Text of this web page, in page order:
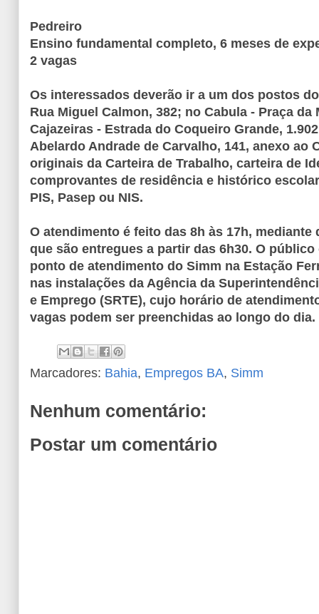
Pedreiro
Ensino fundamental completo, 6 meses de
2 vagas
Os interessados deverão ir a um dos postos
Rua Miguel Calmon, 382; no Cabula - Praça da
Cajazeiras - Estrada do Coqueiro Grande,
Abelardo Andrade de Carvalho, 141, anexo ao
originais da Carteira de Trabalho, carteira de
comprovantes de residência e histórico
PIS, Pasep ou NIS.
O atendimento é feito das 8h às 17h,
que são entregues a partir das 6h30. O
ponto de atendimento do Simm na Estação
nas instalações da Agência da
e Emprego (SRTE), cujo horário de
vagas podem ser preenchidas ao longo do dia.
Marcadores: Bahia, Empregos BA, Simm
Nenhum comentário:
Postar um comentário